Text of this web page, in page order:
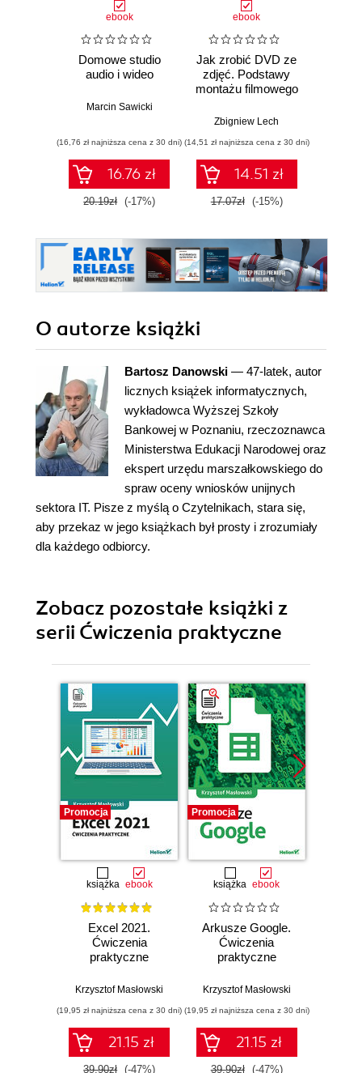
ebook
Domowe studio
audio i wideo
Marcin Sawicki
(16,76 zł najniższa cena z 30 dni)
16.76 zł
20.19zł (-17%)
ebook
Jak zrobić DVD ze
zdjęć. Podstawy
montażu filmowego
Zbigniew Lech
(14,51 zł najniższa cena z 30 dni)
14.51 zł
17.07zł (-15%)
O autorze książki
Bartosz Danowski — 47-latek, autor
licznych książek informatycznych,
wykładowca Wyższej Szkoły
Bankowej w Poznaniu, rzeczoznawca
Ministerstwa Edukacji Narodowej oraz
ekspert urzędu marszałkowskiego do
spraw oceny wniosków unijnych
sektora IT. Pisze z myślą o Czytelnikach, stara się,
aby przekaz w jego książkach był prosty i zrozumiały
dla każdego odbiorcy.
Zobacz pozostałe książki z
serii Ćwiczenia praktyczne
Promocja
książka ebook
Excel 2021.
Ćwiczenia
praktyczne
Krzysztof Masłowski
(19,95 zł najniższa cena z 30 dni)
21.15 zł
39.90zł (-47%)
Promocja
książka ebook
Arkusze Google.
Ćwiczenia
praktyczne
Krzysztof Masłowski
(19,95 zł najniższa cena z 30 dni)
21.15 zł
39.90zł (-47%)